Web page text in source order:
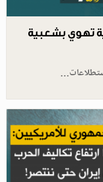
تهوي بشعبية